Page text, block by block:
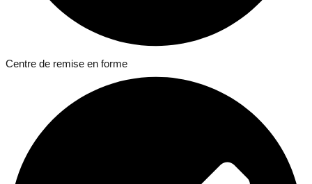
Centre de remise en forme